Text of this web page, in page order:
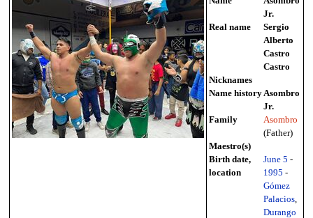
Jr.
Real name
Sergio
Alberto
Castro
Castro
Nicknames
Name historyAsombro
Jr.
Family
Asombro
(Father)
Maestro(s)
Birth date,
location
June 5 -
1995 -
Gómez
Palacios,
Durango